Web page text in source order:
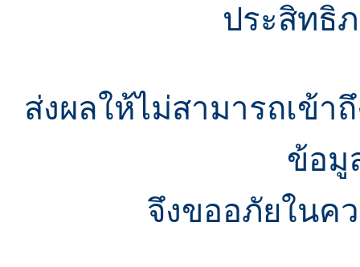
ประสิทธิ
ส่งผลให้ไม่สามารถเข้า
ข้อมู
จึงขออภัยในค